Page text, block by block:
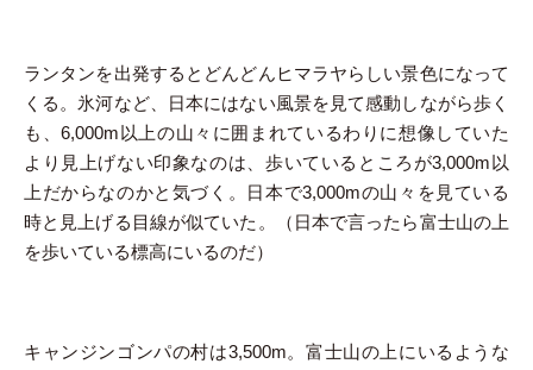
ランタンを出発するとどんどんヒマラヤらしい景色になって
くる。氷河など、日本にはない風景を見て感動しながら歩く
も、6,000m以上の山々に囲まれているわりに想像していた
より見上げない印象なのは、歩いているところが3,000m以
上だからなのかと気づく。日本で3,000mの山々を見ている
時と見上げる目線が似ていた。（日本で言ったら富士山の上
を歩いている標高にいるのだ）
キャンジンゴンパの村は3,500m。富士山の上にいるような